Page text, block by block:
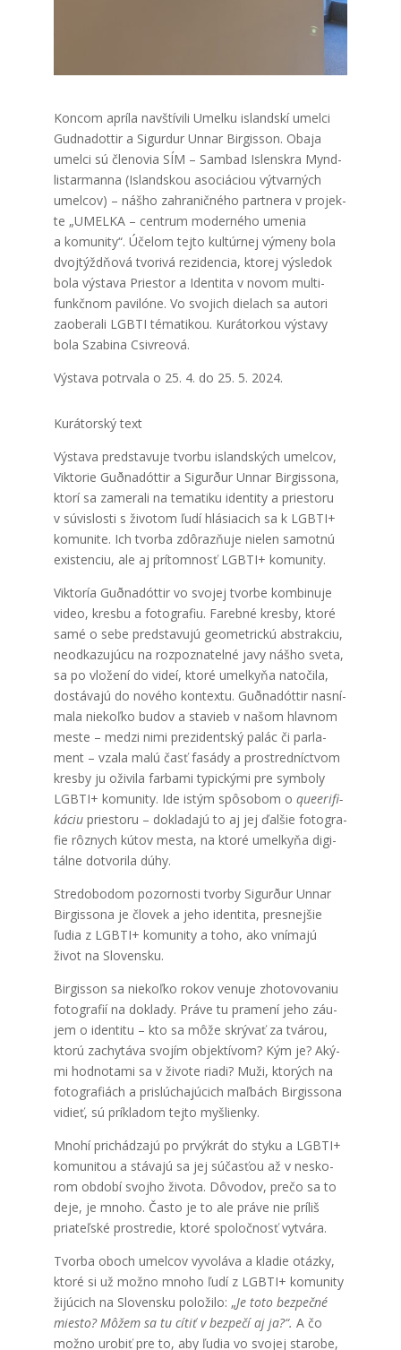
Kon­com aprí­la nav­ští­vi­li Umel­ku island­skí umel­ci
Gud­na­dot­tir a Sigur­dur Unnar Bir­gis­son. Oba­ja
umel­ci sú čle­no­via SÍM – Sam­bad Islen­skra Mynd­
lis­tar­man­na (Island­skou aso­ciá­ci­ou výtvar­ných
umel­cov) – náš­ho zahra­nič­né­ho par­tne­ra v pro­jek­
te „UMELKA – cen­trum moder­né­ho ume­nia
a komu­ni­ty“. Úče­lom tej­to kul­túr­nej výme­ny bola
dvoj­týž­dňo­vá tvo­ri­vá rezi­den­cia, kto­rej výsle­dok
bola výsta­va Pries­tor a Iden­ti­ta v novom mul­ti­
funkč­nom pavi­ló­ne. Vo svo­jich die­lach sa auto­ri
zaobe­ra­li LGBTI téma­ti­kou. Kurá­tor­kou výsta­vy
bola Sza­bi­na Csiv­re­ová.
Výsta­va potrva­la o 25. 4. do 25. 5. 2024.
Kurá­tor­ský text
Výsta­va pred­sta­vu­je tvor­bu island­ských umel­cov,
Vik­to­rie Guðna­dót­tir a Sigu­rður Unnar Bir­gis­so­na,
kto­rí sa zame­ra­li na tema­ti­ku iden­ti­ty a pries­to­ru
v súvis­los­ti s živo­tom ľudí hlá­sia­cich sa k LGBTI+
komu­ni­te. Ich tvor­ba zdô­raz­ňu­je nie­len samot­nú
exis­ten­ciu, ale aj prí­tom­nosť LGBTI+ komu­ni­ty.
Vik­to­ría Guðna­dót­tir vo svo­jej tvor­be kom­bi­nu­je
video, kres­bu a foto­gra­fiu. Fareb­né kres­by, kto­ré
samé o sebe pred­sta­vu­jú geomet­ric­kú abs­trak­ciu,
neod­ka­zu­jú­cu na roz­poz­na­tel­né javy náš­ho sve­ta,
sa po vlo­že­ní do videí, kto­ré umel­ky­ňa nato­či­la,
dostá­va­jú do nové­ho kon­tex­tu. Guðna­dót­tir nasní­
ma­la nie­koľ­ko budov a sta­vieb v našom hlav­nom
mes­te – medzi nimi pre­zi­dent­ský palác či par­la­
ment – vza­la malú časť fasá­dy a pro­stred­níc­tvom
kres­by ju oži­vi­la far­ba­mi typic­ký­mi pre sym­bo­ly
LGBTI+ komu­ni­ty. Ide istým spô­so­bom o que­e­ri­fi­
ká­ciupries­to­ru – dokla­da­jú to aj jej ďal­šie foto­gra­
fie rôz­nych kútov mes­ta, na kto­ré umel­ky­ňa digi­
tál­ne dotvo­ri­la dúhy.
Stre­do­bo­dom pozor­nos­ti tvor­by Sigu­rður Unnar
Bir­gis­so­na je člo­vek a jeho iden­ti­ta, pres­nej­šie
ľudia z LGBTI+ komu­ni­ty a toho, ako vní­ma­jú
život na Slo­ven­sku.
Bir­gis­son sa nie­koľ­ko rokov venu­je zho­to­vo­va­niu
foto­gra­fií na dokla­dy. Prá­ve tu pra­me­ní jeho záu­
jem o iden­ti­tu – kto sa môže skrý­vať za tvá­rou,
kto­rú zachy­tá­va svo­jím objek­tí­vom? Kým je? Aký­
mi hod­no­ta­mi sa v živo­te ria­di? Muži, kto­rých na
foto­gra­fiách a pri­slú­cha­jú­cich maľ­bách Bir­gis­so­na
vidieť, sú prí­kla­dom tej­to myš­lien­ky.
Mno­hí pri­chá­dza­jú po prvý­krát do sty­ku a LGBTI+
komu­ni­tou a stá­va­jú sa jej súčas­ťou až v nesko­
rom obdo­bí svoj­ho živo­ta. Dôvo­dov, pre­čo sa to
deje, je mno­ho. Čas­to je to ale prá­ve nie prí­liš
pria­teľ­ské pro­stre­die, kto­ré spo­loč­nosť vytvá­ra.
Tvor­ba oboch umel­cov vyvo­lá­va a kla­die otáz­ky,
kto­ré si už mož­no mno­ho ľudí z LGBTI+ komu­ni­ty
žijú­cich na Slo­ven­sku polo­ži­lo: „Je toto bez­peč­né
mies­to? Môžem sa tu cítiť v bez­pe­čí aj ja?“. A čo
mož­no uro­biť pre to, aby ľudia vo svo­jej sta­ro­be,